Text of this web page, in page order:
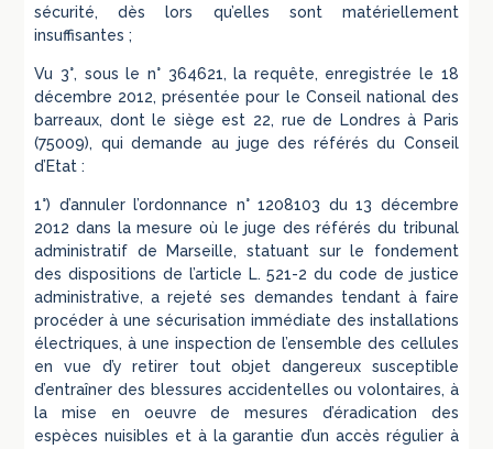
sécurité, dès lors qu’elles sont matériellement
insuffisantes ;
Vu 3°, sous le n° 364621, la requête, enregistrée le 18
décembre 2012, présentée pour le Conseil national des
barreaux, dont le siège est 22, rue de Londres à Paris
(75009), qui demande au juge des référés du Conseil
d’Etat :
1°) d’annuler l’ordonnance n° 1208103 du 13 décembre
2012 dans la mesure où le juge des référés du tribunal
administratif de Marseille, statuant sur le fondement
des dispositions de l’article L. 521-2 du code de justice
administrative, a rejeté ses demandes tendant à faire
procéder à une sécurisation immédiate des installations
électriques, à une inspection de l’ensemble des cellules
en vue d’y retirer tout objet dangereux susceptible
d’entraîner des blessures accidentelles ou volontaires, à
la mise en oeuvre de mesures d’éradication des
espèces nuisibles et à la garantie d’un accès régulier à